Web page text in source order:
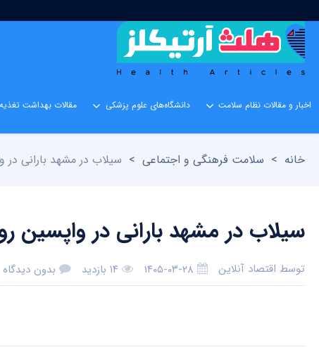
اخبار و مقالات نظام سلامت دانشگاه‌های علوم پزشکی مقالات بهداشت تغذیه
خانه > سلامت فرهنگی و اجتماعی > سیلاب در مشهد بارانی در
سیلاب در مشهد بارانی در واپسین
توسط اقتصاد آنلاین ۱۴۰۵-۰۳-۲۸ ۱۴ بازدید بدون دیدگاه